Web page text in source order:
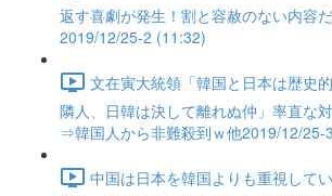
返す喜劇が発生！割と容赦のない内容
2019/12/25-2 (11:32)
文在寅大統領「韓国と日本は歴史
隣人、日韓は決して離れぬ仲」率直な
⇒韓国人から非難殺到ｗ他2019/12/25-
中国は日本を韓国よりも重視して